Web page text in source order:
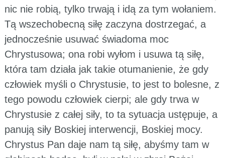
nic nie robią, tylko trwają i idą za tym wołaniem.
Tą wszechobecną siłę zaczyna dostrzegać, a
jednocześnie usuwać świadoma moc
Chrystusowa; ona robi wyłom i usuwa tą siłę,
która tam działa jak takie otumanienie, że gdy
człowiek myśli o Chrystusie, to jest to bolesne, z
tego powodu człowiek cierpi; ale gdy trwa w
Chrystusie z całej siły, to ta sytuacja ustępuje, a
panują siły Boskiej interwencji, Boskiej mocy.
Chrystus Pan daje nam tą siłę, abyśmy tam w